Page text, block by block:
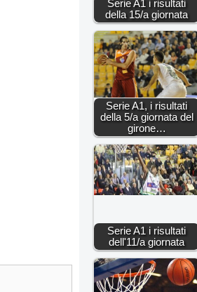
Serie A1 i risultati
della 15/a giornata
Serie A1, i risultati
della 5/a giornata del
girone…
Serie A1 i risultati
dell'11/a giornata